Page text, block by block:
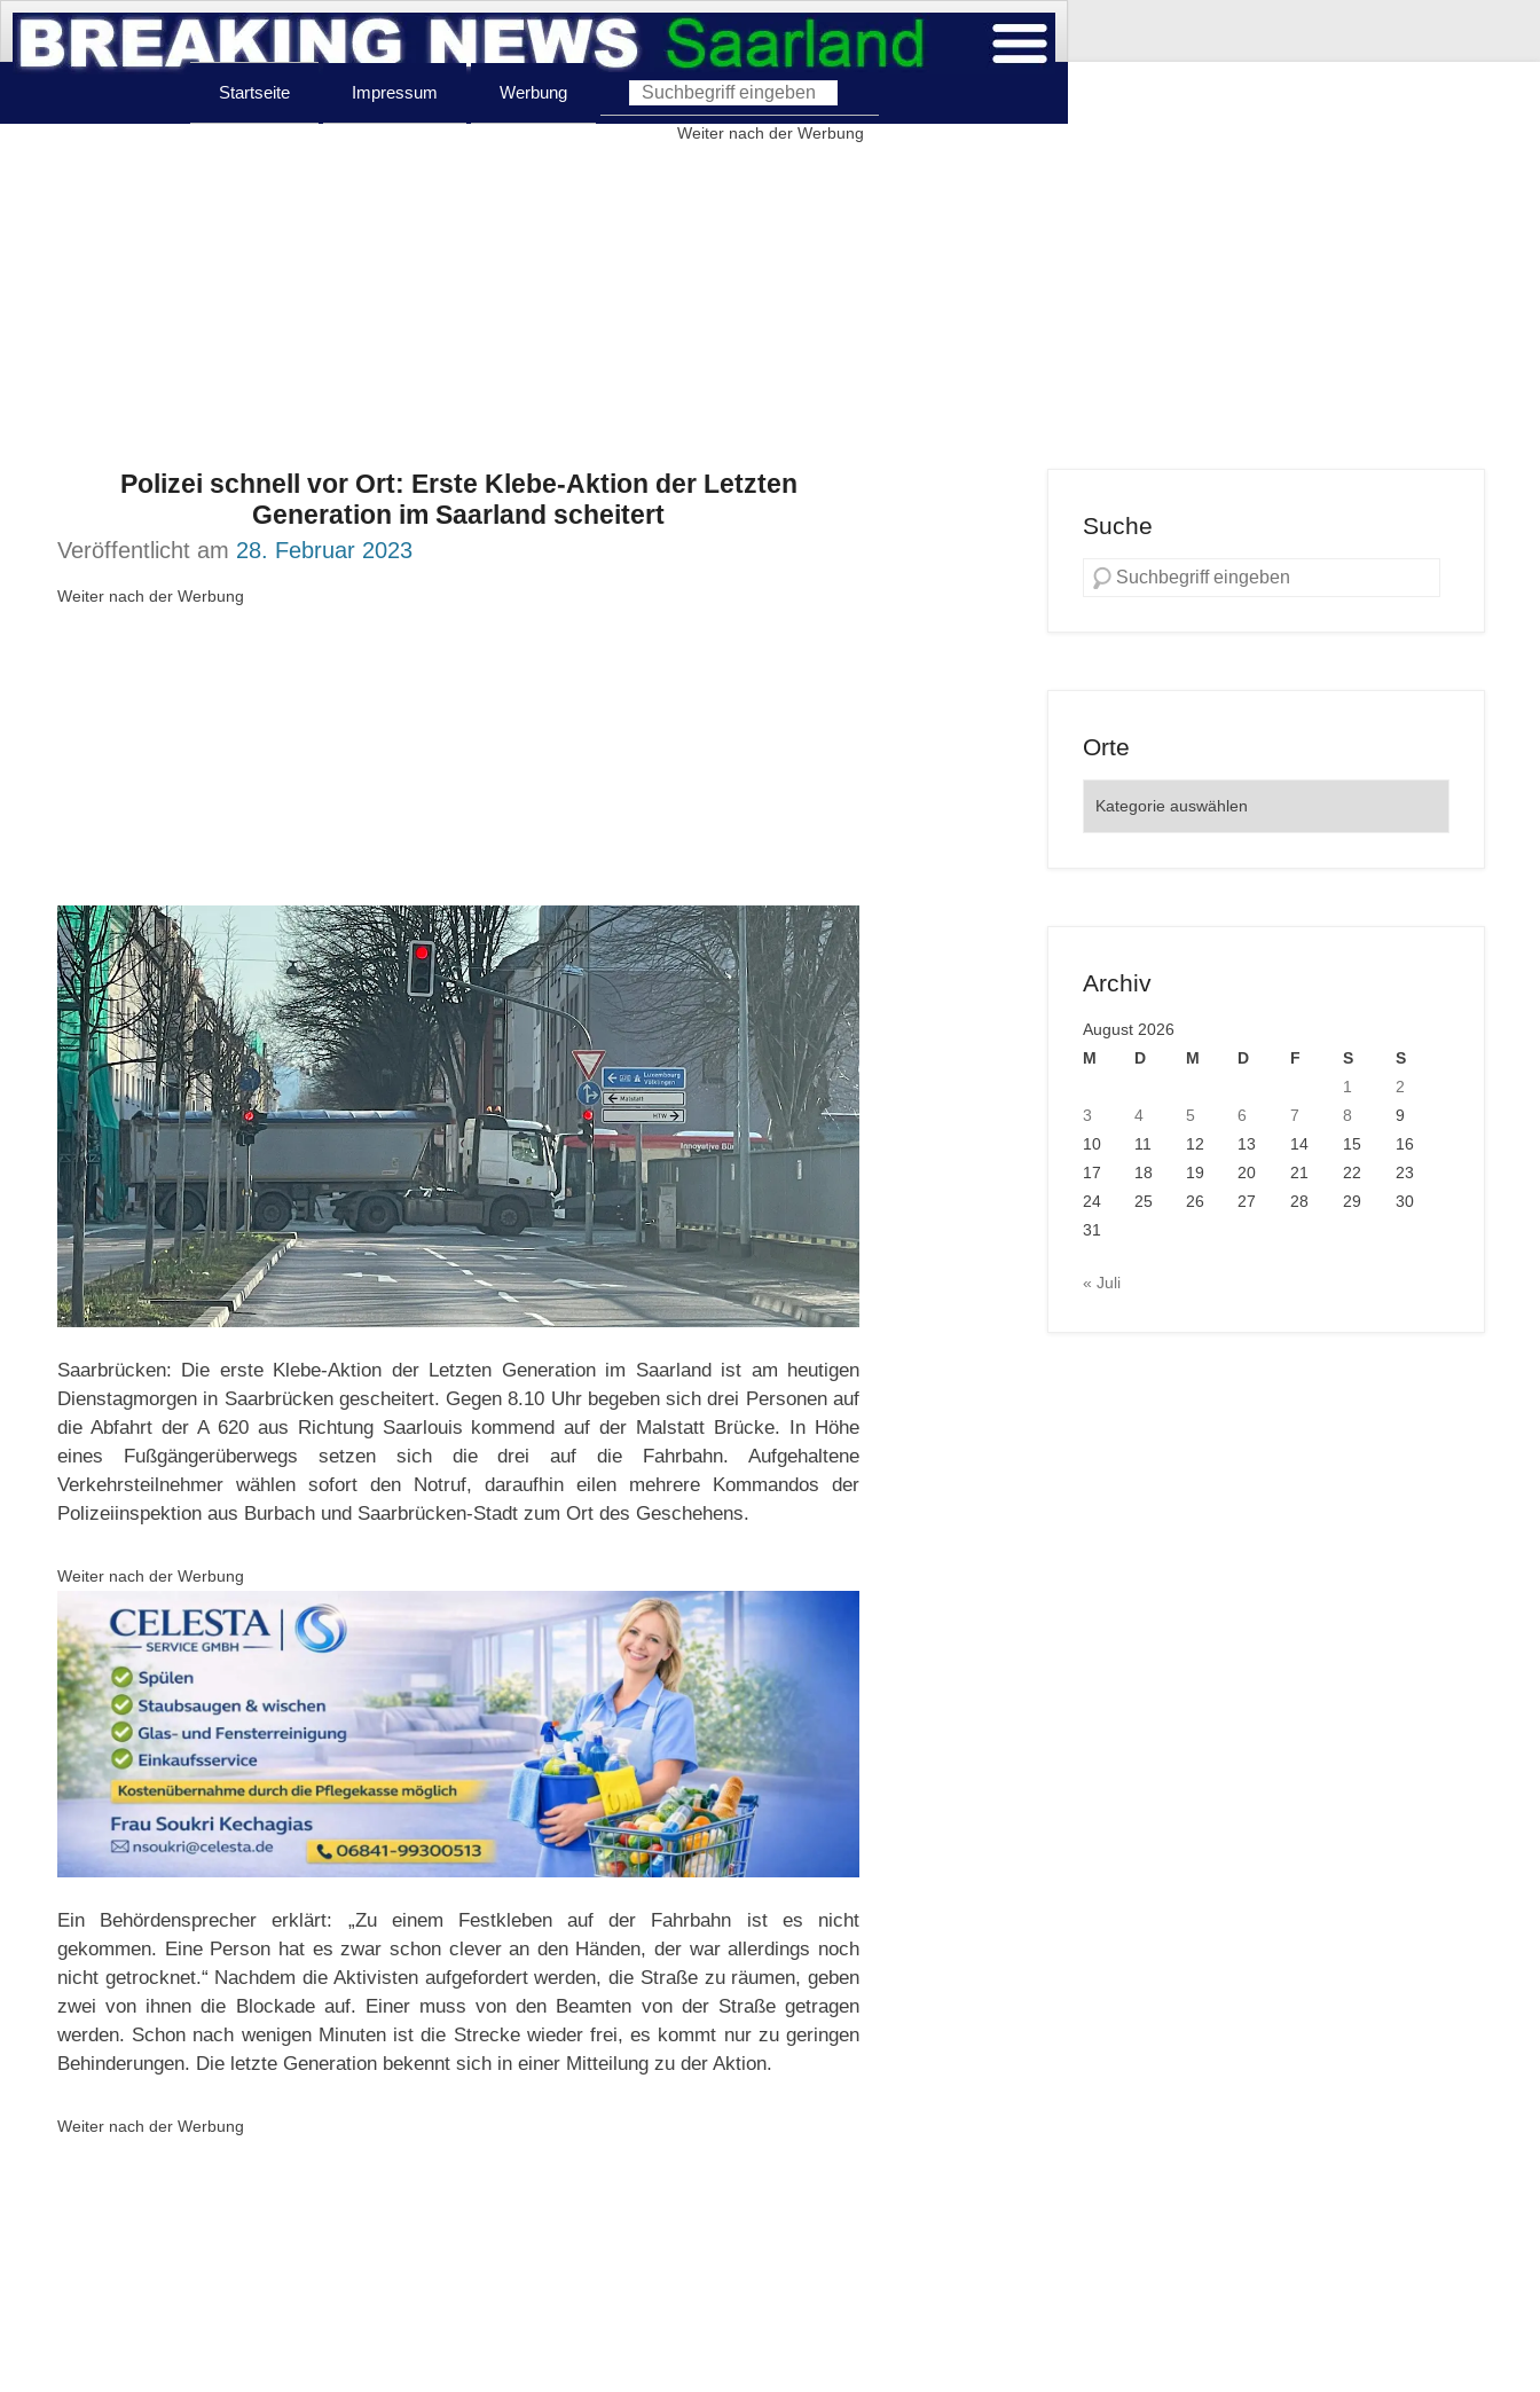
Startseite Impressum Werbung
Weiter nach der Werbung
Polizei schnell vor Ort: Erste Klebe-Aktion der Letzten
Generation im Saarland scheitert
Veröffentlicht am 28. Februar 2023
Weiter nach der Werbung
Saarbrücken: Die erste Klebe-Aktion der Letzten Generation im Saarland ist am heutigen
Dienstagmorgen in Saarbrücken gescheitert. Gegen 8.10 Uhr begeben sich drei Personen auf
die Abfahrt der A 620 aus Richtung Saarlouis kommend auf der Malstatt Brücke. In Höhe
eines Fußgängerüberwegs setzen sich die drei auf die Fahrbahn. Aufgehaltene
Verkehrsteilnehmer wählen sofort den Notruf, daraufhin eilen mehrere Kommandos der
Polizeiinspektion aus Burbach und Saarbrücken-Stadt zum Ort des Geschehens.
Weiter nach der Werbung
Ein Behördensprecher erklärt: „Zu einem Festkleben auf der Fahrbahn ist es nicht
gekommen. Eine Person hat es zwar schon clever an den Händen, der war allerdings noch
nicht getrocknet.“ Nachdem die Aktivisten aufgefordert werden, die Straße zu räumen, geben
zwei von ihnen die Blockade auf. Einer muss von den Beamten von der Straße getragen
werden. Schon nach wenigen Minuten ist die Strecke wieder frei, es kommt nur zu geringen
Behinderungen. Die letzte Generation bekennt sich in einer Mitteilung zu der Aktion.
Weiter nach der Werbung
Suche
Orte
Archiv
August 2026
M
D M D F S
S
1
2
3
4 5 6 7 8
9
10
11 12 13 14 15
16
17
18 19 20 21 22
23
24
25 26 27 28 29
30
31
« Juli